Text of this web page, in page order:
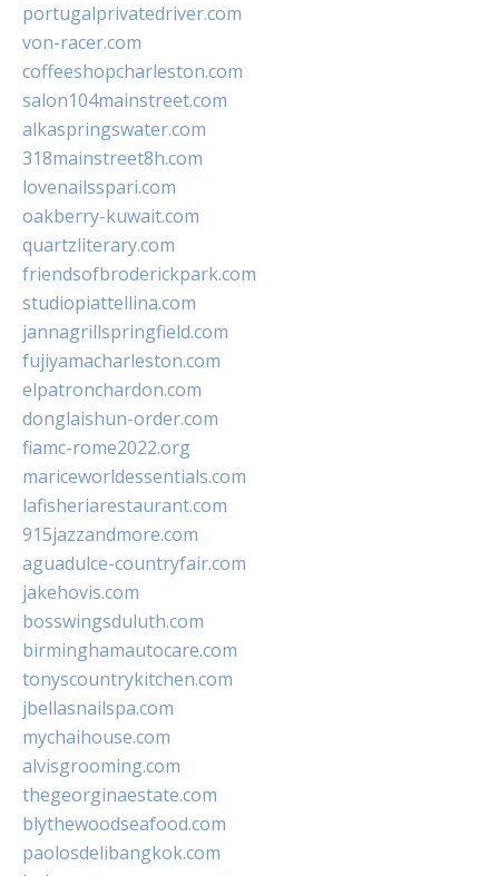
portugalprivatedriver.com
von-racer.com
coffeeshopcharleston.com
salon104mainstreet.com
alkaspringswater.com
318mainstreet8h.com
lovenailsspari.com
oakberry-kuwait.com
quartzliterary.com
friendsofbroderickpark.com
studiopiattellina.com
jannagrillspringfield.com
fujiyamacharleston.com
elpatronchardon.com
donglaishun-order.com
fiamc-rome2022.org
mariceworldessentials.com
lafisheriarestaurant.com
915jazzandmore.com
aguadulce-countryfair.com
jakehovis.com
bosswingsduluth.com
birminghamautocare.com
tonyscountrykitchen.com
jbellasnailspa.com
mychaihouse.com
alvisgrooming.com
thegeorginaestate.com
blythewoodseafood.com
paolosdelibangkok.com